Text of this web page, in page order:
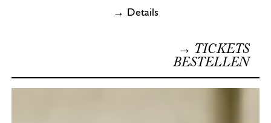
→ Details
→ TICKETS
BESTELLEN